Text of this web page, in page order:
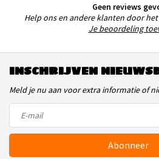
Geen reviews
Help ons en andere klanten door
Je beoordeling
INSCHRIJVEN
Meld je nu aan voor extra informatie of
Abonneer